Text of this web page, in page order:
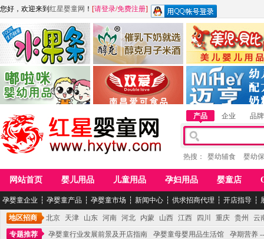
您好，欢迎来到 红星婴童网 ！ [请登录/免费注册]
江西麦嘟嘟食品有限公司
青岛嘟啦咪婴幼儿用品公司
江西醇之客月子米酒 惠州市美儿婴儿用品
湖南迈亨母婴用品有限
产品 企业 品牌
热搜： 婴幼辅食 婴幼
网站首页 婴儿用品 儿童用品 孕妇用品 婴童店
孕婴童企业 ┆ 孕婴童产品 ┆ 孕婴童市场 ┆ 新闻中心 ┆ 供求招商代理 ┆ 开店指导 ┆
地区招商 北京 天津 山东 河南 河北 内蒙 山西 江西 四川 重庆 贵州
云
专题推荐
孕婴童行业发展前景及开店指南 孕婴童母婴用品生活馆 孕期营养